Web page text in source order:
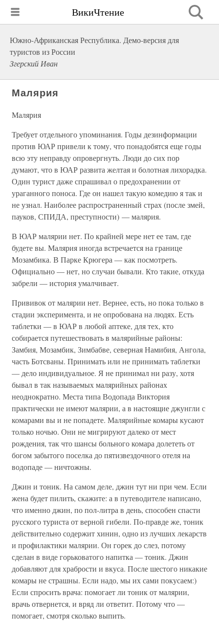
ВикиЧтение
Южно-Африканская Республика. Демо-версия для
туристов из России
Згерский Иван
Малярия
Малярия
Требует отдельного упоминания. Годы дезинформации
против ЮАР привели к тому, что понадобятся еще годы
всю эту неправду опровергнуть. Люди до сих пор
думают, что в ЮАР развита желтая и болотная лихорадка.
Один турист даже спрашивал о предохранении от
ураганного поноса. Где он нашел такую комедию я так и
не узнал. Наиболее распространенный страх (после змей,
пауков, СПИДА, преступности) — малярия.
В ЮАР малярии нет. По крайней мере нет ее там, где
будете вы. Малярия иногда встречается на границе
Мозамбика. В Парке Крюгера — как посмотреть.
Официально — нет, но случаи бывали. Кто такие, откуда
забрели — история умалчивает.
Прививок от малярии нет. Вернее, есть, но пока только в
стадии эксперимента, и не опробована на людях. Есть
таблетки — в ЮАР в любой аптеке, для тех, кто
собирается путешествовать в малярийные районы:
Замбия, Мозамбик, Зимбабве, северная Намибия, Ангола,
часть Ботсваны. Принимать или не принимать таблетки
— дело индивидуальное. Я не принимал ни разу, хотя
бывал в так называемых малярийных районах
неоднократно. Места типа Водопада Виктория
практически не имеют малярии, а в настоящие джунгли с
комарами вы и не попадете. Малярийные комары кусают
только ночью. Они не мигрируют далеко от мест
рождения, так что шансы больного комара долететь от
богом забытого поселка до пятизвездочного отеля на
водопаде — ничтожны.
Джин и тоник. На самом деле, джин тут ни при чем. Если
жена будет пилить, скажите: а в путеводителе написано,
что именно джин, по пол-литра в день, способен спасти
русского туриста от верной гибели. По-правде же, тоник
действительно содержит хинин, одно из лучших лекарств
и профилактики малярии. Он горек до слез, потому
сделан в виде горьковатого напитка — тоник. Джин
добавляют для храбрости и вкуса. После шестого никакие
комары не страшны. Если надо, мы их сами покусаем:)
Если спросить врача: помогает ли тоник от малярии,
врачь отвернется, и вряд ли ответит. Потому что —
помогает, смотря сколько выпить.